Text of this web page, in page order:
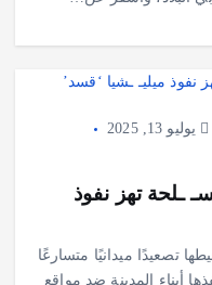
يوليو 13, 2025
ـلحة تهز نفوذ
تصعيدًا ميدانيًا متسارعًا
أبناء المدينة ضد مواقع